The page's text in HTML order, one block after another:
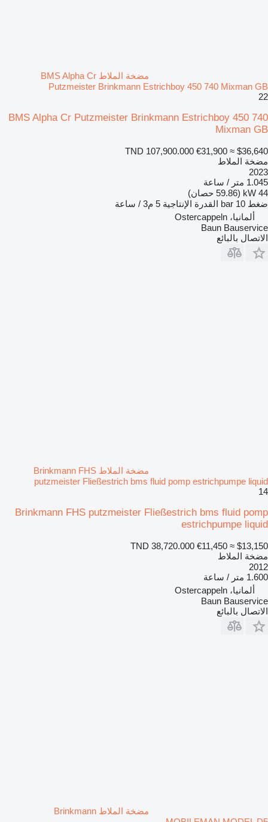
مضخة الملاط BMS Alpha Cr
Putzmeister Brinkmann Estrichboy 450 740 Mixman GB
22
BMS Alpha Cr Putzmeister Brinkmann Estrichboy 450 740
Mixman GB
TND 107,900.000 €31,900 ≈ $36,640
مضخة الملاط
2023
1.045 متر / ساعة
44 kW (59.86 حصان)
ضغط 10 bar القدرة الإنتاجية 5 م3 / ساعة
ألمانيا، Ostercappeln
Baun Bauservice
الاتصال بالبائع
مضخة الملاط Brinkmann FHS
putzmeister Fließestrich bms fluid pomp estrichpumpe liquid
14
Brinkmann FHS putzmeister Fließestrich bms fluid pomp
estrichpumpe liquid
TND 38,720.000 €11,450 ≈ $13,150
مضخة الملاط
2012
1.600 متر / ساعة
ألمانيا، Ostercappeln
Baun Bauservice
الاتصال بالبائع
مضخة الملاط Brinkmann